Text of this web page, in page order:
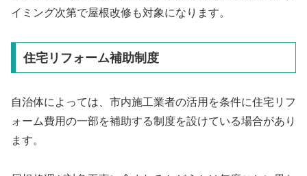
イミング次第で屋根改修も対象になります。
住宅リフォーム補助制度
自治体によっては、市内施工業者の活用を条件に住宅リフ
ォーム費用の一部を補助する制度を設けている場合があり
ます。